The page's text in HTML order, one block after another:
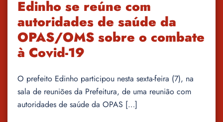
Edinho se reúne com
autoridades de saúde da
OPAS/OMS sobre o combate
à Covid-19
O prefeito Edinho participou nesta sexta-feira (7), na
sala de reuniões da Prefeitura, de uma reunião com
autoridades de saúde da OPAS […]